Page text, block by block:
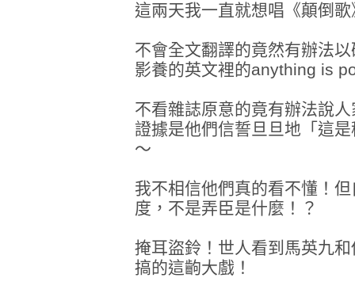
這兩天我一直就想唱《顛倒歌
不會全文翻譯的竟然有辦法
影養的英文裡的anything is
不看雜誌原意的竟有辦法說
證據是他們信誓旦旦地「這
～
我不相信他們真的看不懂！
度，不是弄臣是什麼！？
掩耳盜鈴！世人看到馬英九
搞的這齣大戲！